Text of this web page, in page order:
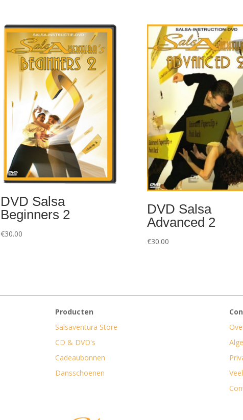
DVD Salsa
Beginners 2
€30.00
DVD Salsa
Advanced 2
€30.00
Producten
Salsaventura Store
CD & DVD's
Cadeaubonnen
Dansschoenen